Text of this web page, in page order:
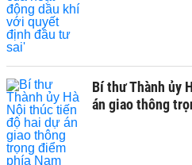
Bí thư Thành ủy
án giao thông